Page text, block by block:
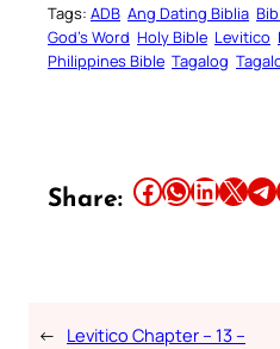
Tags: ADB Ang Dating Biblia
God’s Word Holy Bible Levitico
Philippines Bible Tagalog
Share: Share this article on Facebook Share this article on WhatsApp Share this article on LinkedIn Share this article on X Share this article on Telegram
← Levitico Chapter – 13 –